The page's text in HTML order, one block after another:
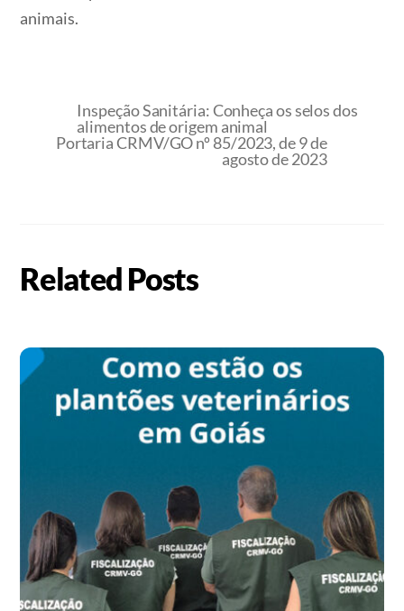
animais.
Inspeção Sanitária: Conheça os selos dos
alimentos de origem animal
Portaria CRMV/GO nº 85/2023, de 9 de
agosto de 2023
Related Posts